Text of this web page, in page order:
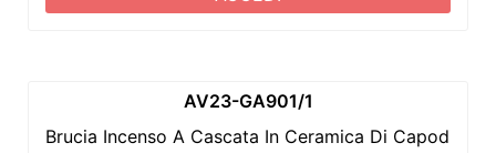
AV23-GA901/1
Brucia Incenso A Cascata In Ceramica Di